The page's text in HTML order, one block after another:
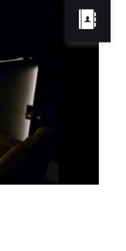
erforderlich